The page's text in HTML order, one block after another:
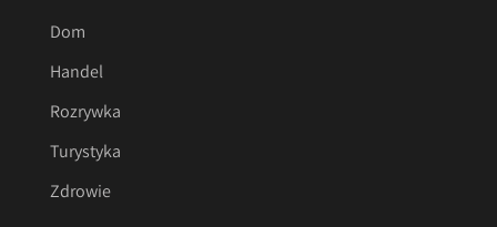
Dom
Handel
Rozrywka
Turystyka
Zdrowie